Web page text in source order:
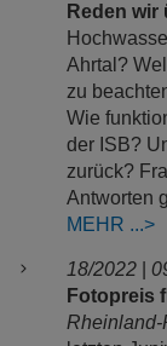
Reden
Ahrtal?
zu
Wie
der ISB?
zurück?
Antworten
MEHR
18/2022
Fotopreis
Rheinland-